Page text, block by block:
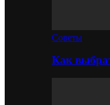
Советы
Как